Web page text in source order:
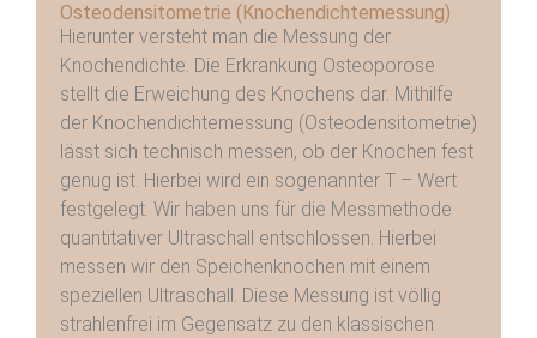
Osteodensitometrie (Knochendichtemessung)
Hierunter versteht man die Messung der
Knochendichte. Die Erkrankung Osteoporose
stellt die Erweichung des Knochens dar. Mithilfe
der Knochendichtemessung (Osteodensitometrie)
lässt sich technisch messen, ob der Knochen fest
genug ist. Hierbei wird ein sogenannter T – Wert
festgelegt. Wir haben uns für die Messmethode
quantitativer Ultraschall entschlossen. Hierbei
messen wir den Speichenknochen mit einem
speziellen Ultraschall. Diese Messung ist völlig
strahlenfrei im Gegensatz zu den klassischen